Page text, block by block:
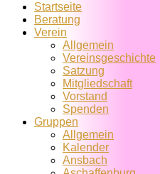
Startseite
Beratung
Verein
Allgemein
Vereins­geschichte
Satzung
Mitglied­schaft
Vorstand
Spenden
Gruppen
Allgemein
Kalender
Ansbach